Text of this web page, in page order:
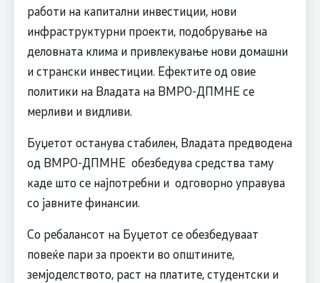
работи на капитални инвестиции, нови
инфраструктурни проекти, подобрување на
деловната клима и привлекување нови домашни
и странски инвестиции. Ефектите од овие
политики на Владата на ВМРО-ДПМНЕ се
мерливи и видливи.
Буџетот останува стабилен, Владата предводена
од ВМРО-ДПМНЕ обезбедува средства таму
каде што се најпотребни и одговорно управува
со јавните финансии.
Со ребалансот на Буџетот се обезбедуваат
повеќе пари за проекти во општините,
земјоделството, раст на платите, студентски и